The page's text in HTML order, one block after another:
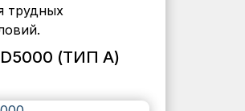
трудных
(ТИП А)